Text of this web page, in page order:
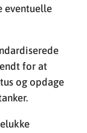
eventuelle
for at
og opdage